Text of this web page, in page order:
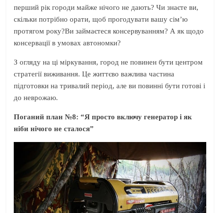
перший рік городи майже нічого не дають? Чи знаєте ви,
скільки потрібно орати, щоб прогодувати вашу сім’ю
протягом року?Ви займаєтеся консервуванням? А як щодо
консервації в умовах автономки?
З огляду на ці міркування, город не повинен бути центром
стратегії виживання. Це життєво важлива частина
підготовки на тривалий період, але ви повинні бути готові і
до неврожаю.
Поганий план №8: “Я просто включу генератор і як
ніби нічого не сталося”